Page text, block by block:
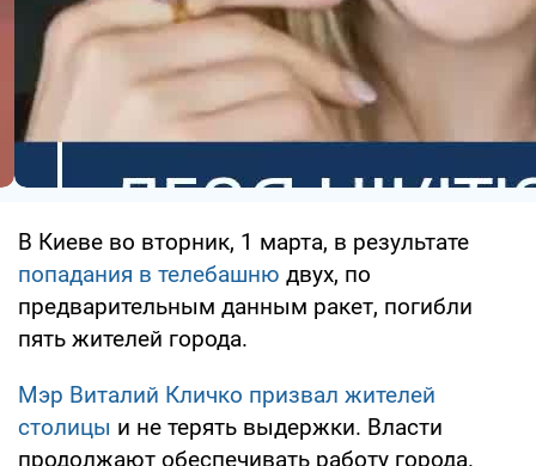
В Киеве во вторник, 1 марта, в результате
попадания в телебашню двух, по
предварительным данным ракет, погибли
пять жителей города.
Мэр Виталий Кличко призвал жителей
столицы и не терять выдержки. Власти
продолжают обеспечивать работу города.